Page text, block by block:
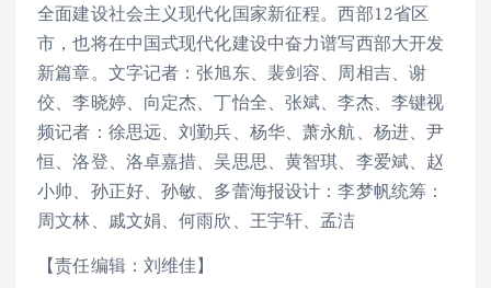
全面建设社会主义现代化国家新征程。西部12省区
市，也将在中国式现代化建设中奋力谱写西部大开发
新篇章。文字记者：张旭东、裴剑容、周相吉、谢
佼、李晓婷、向定杰、丁怡全、张斌、李杰、李键视
频记者：徐思远、刘勤兵、杨华、萧永航、杨进、尹
恒、洛登、洛卓嘉措、吴思思、黄智琪、李爱斌、赵
小帅、孙正好、孙敏、多蕾海报设计：李梦帆统筹：
周文林、戚文娟、何雨欣、王宇轩、孟洁
【责任编辑：刘维佳】